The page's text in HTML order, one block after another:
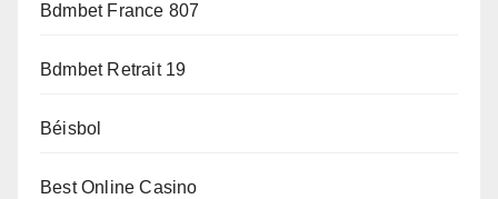
Bdmbet France 807
Bdmbet Retrait 19
Béisbol
Best Online Casino